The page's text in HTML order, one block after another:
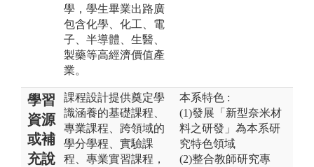
學，學生畢業出路廣
包含化學、化工、電
子、半導體、生醫、
製藥等高經濟價值產
業。
學習
資源
或補
充說
課程設計提供奠定學
識涵養的基礎課程、
專業課程、跨領域的
學分學程、實驗課
程、專業實習課程，
本系特色 :
(1)發展「新型奈米材
料之研發」為本系研
究特色領域
(2)整合教師研究專